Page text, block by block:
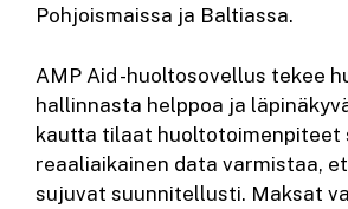
Pohjoismaissa ja Baltiassa.
AMP Aid -huoltosovellus tekee
hallinnasta helppoa ja
kautta tilaat huoltotoimenpiteet
reaaliaikainen data varmistaa,
sujuvat suunnitellusti. Maksat